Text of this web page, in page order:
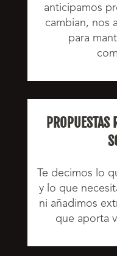
anticipamos
cambian, nos
para
PROPUESTAS
Te decimos lo
y lo que
ni añadimos
que aporta